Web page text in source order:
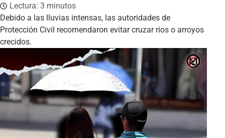
Lectura: 3 minutos
Debido a las lluvias intensas, las autoridades de
Protección Civil recomendaron evitar cruzar ríos o arroyos
crecidos.